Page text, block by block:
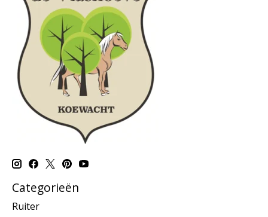
Categorieën
Ruiter